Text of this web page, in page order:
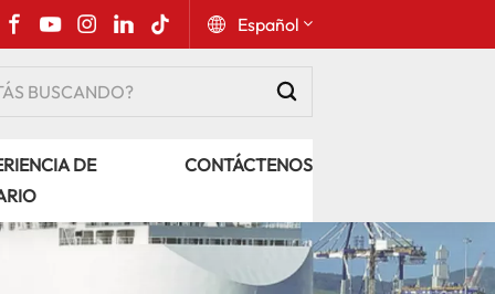
Español
Русский
Español
Português
DE
CONTÁCTENOS